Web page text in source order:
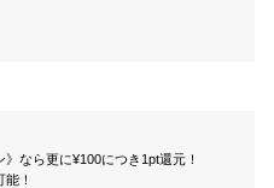
なら更に¥100につき1pt還元！
！